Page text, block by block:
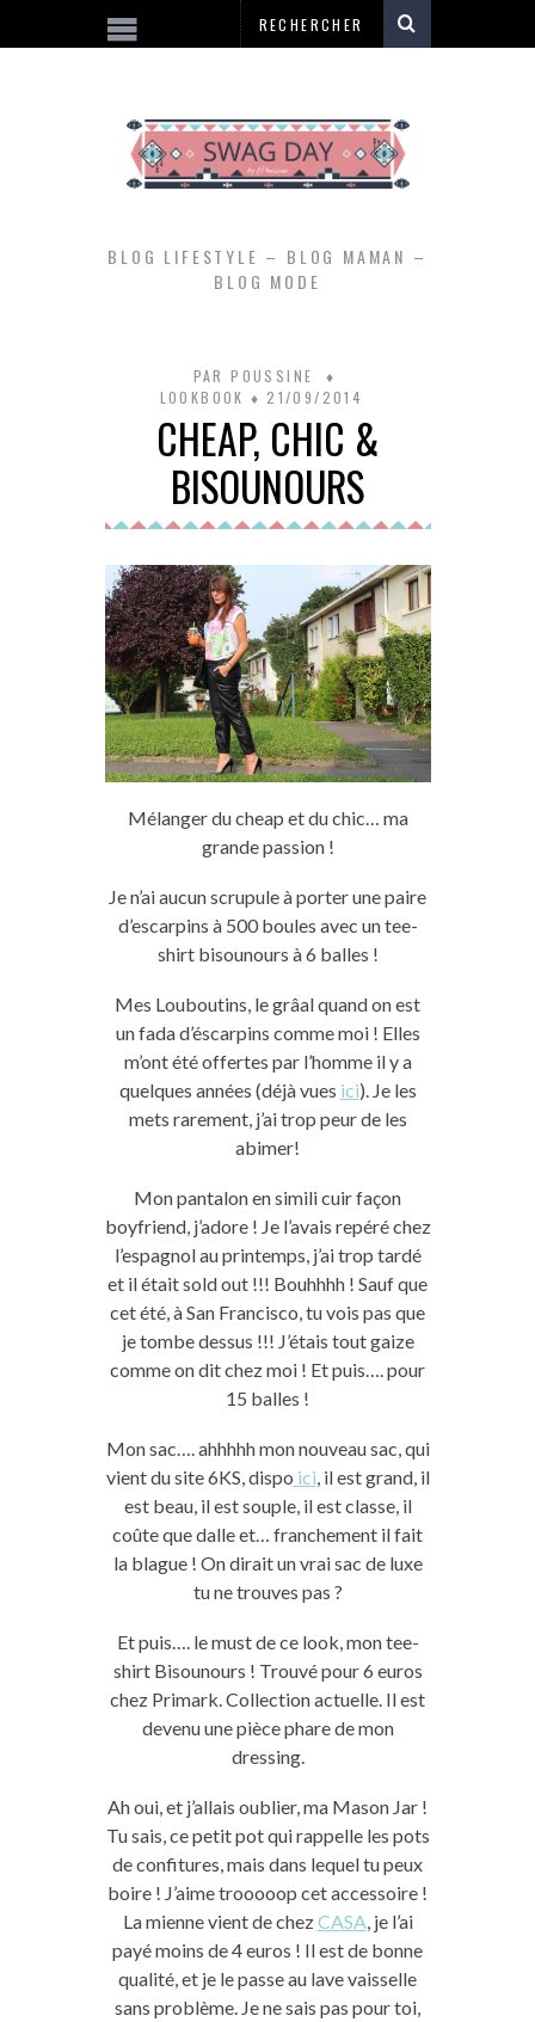
BLOG LIFESTYLE – BLOG MAMAN –
BLOG MODE
PAR POUSSINE
LOOKBOOK
21/09/2014
CHEAP, CHIC &
BISOUNOURS
Mélanger du cheap et du chic… ma
grande passion !
Je n’ai aucun scrupule à porter une paire
d’escarpins à 500 boules avec un tee-
shirt bisounours à 6 balles !
Mes Louboutins, le grâal quand on est
un fada d’éscarpins comme moi ! Elles
m’ont été offertes par l’homme il y a
quelques années (déjà vues ici). Je les
mets rarement, j’ai trop peur de les
abimer!
Mon pantalon en simili cuir façon
boyfriend, j’adore ! Je l’avais repéré chez
l’espagnol au printemps, j’ai trop tardé
et il était sold out !!! Bouhhhh ! Sauf que
cet été, à San Francisco, tu vois pas que
je tombe dessus !!! J’étais tout gaize
comme on dit chez moi ! Et puis…. pour
15 balles !
Mon sac…. ahhhhh mon nouveau sac, qui
vient du site 6KS, dispo ici, il est grand, il
est beau, il est souple, il est classe, il
coûte que dalle et… franchement il fait
la blague ! On dirait un vrai sac de luxe
tu ne trouves pas ?
Et puis…. le must de ce look, mon tee-
shirt Bisounours ! Trouvé pour 6 euros
chez Primark. Collection actuelle. Il est
devenu une pièce phare de mon
dressing.
Ah oui, et j’allais oublier, ma Mason Jar !
Tu sais, ce petit pot qui rappelle les pots
de confitures, mais dans lequel tu peux
boire ! J’aime trooooop cet accessoire !
La mienne vient de chezCASA, je l’ai
payé moins de 4 euros ! Il est de bonne
qualité, et je le passe au lave vaisselle
sans problème. Je ne sais pas pour toi,